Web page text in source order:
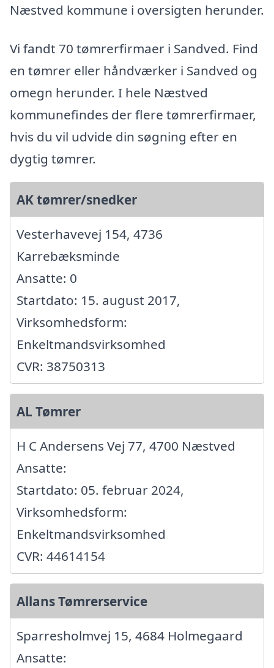
Næstved kommune i oversigten herunder.
Vi fandt 70 tømrerfirmaer i Sandved. Find
en tømrer eller håndværker i Sandved og
omegn herunder. I hele Næstved
kommunefindes der flere tømrerfirmaer,
hvis du vil udvide din søgning efter en
dygtig tømrer.
AK tømrer/snedker
Vesterhavevej 154, 4736
Karrebæksminde
Ansatte: 0
Startdato: 15. august 2017,
Virksomhedsform:
Enkeltmandsvirksomhed
CVR: 38750313
AL Tømrer
H C Andersens Vej 77, 4700 Næstved
Ansatte:
Startdato: 05. februar 2024,
Virksomhedsform:
Enkeltmandsvirksomhed
CVR: 44614154
Allans Tømrerservice
Sparresholmvej 15, 4684 Holmegaard
Ansatte: